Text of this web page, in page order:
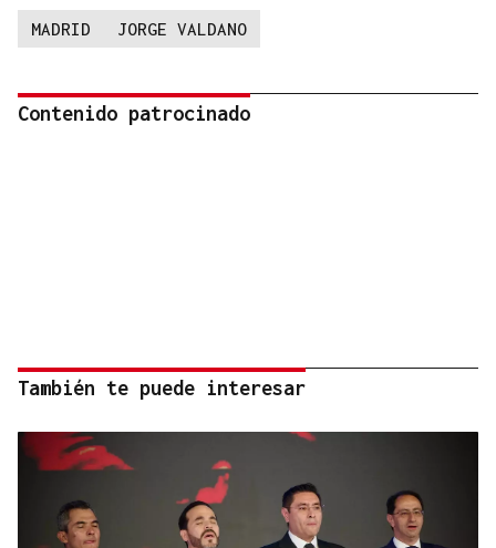
MADRID JORGE VALDANO
Contenido patrocinado
También te puede interesar